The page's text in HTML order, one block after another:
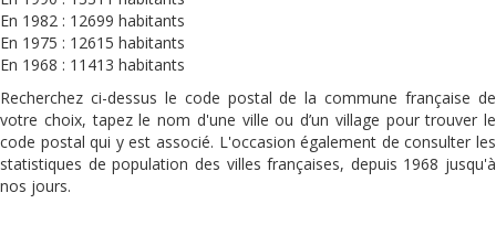
En 1982 : 12699 habitants
En 1975 : 12615 habitants
En 1968 : 11413 habitants
Recherchez ci-dessus le code postal de la commune française de
votre choix, tapez le nom d'une ville ou d’un village pour trouver le
code postal qui y est associé. L'occasion également de consulter les
statistiques de population des villes françaises, depuis 1968 jusqu'à
nos jours.